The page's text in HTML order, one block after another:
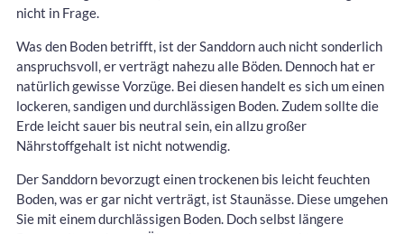
nicht in Frage.
Was den Boden betrifft, ist der Sanddorn auch nicht sonderlich
anspruchsvoll, er verträgt nahezu alle Böden. Dennoch hat er
natürlich gewisse Vorzüge. Bei diesen handelt es sich um einen
lockeren, sandigen und durchlässigen Boden. Zudem sollte die
Erde leicht sauer bis neutral sein, ein allzu großer
Nährstoffgehalt ist nicht notwendig.
Der Sanddorn bevorzugt einen trockenen bis leicht feuchten
Boden, was er gar nicht verträgt, ist Staunässe. Diese umgehen
Sie mit einem durchlässigen Boden. Doch selbst längere